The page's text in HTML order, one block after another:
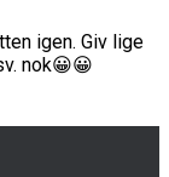
igen. Giv lige
nok😀😀